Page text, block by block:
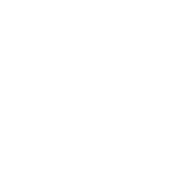
de l’état
I, Aim MA, Anzola